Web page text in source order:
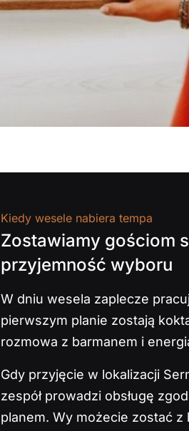
Kiedy wesele nabiera tempa
Zostawiamy gościom
przyjemność wyboru
W dniu wesela zaplecze
pierwszym planie zostają
rozmowa z barmanem i
Gdy przyjęcie w lokalizacji
zespół prowadzi obsługę
planem. Wy możecie zostać z